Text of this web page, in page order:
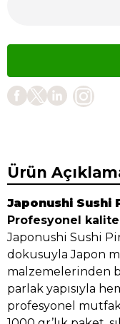
Ürün
Japonushi Sushi
Profesyonel
Japonushi Sushi
dokusuyla Japon
malzemelerinden
parlak yapısıyla
profesyonel